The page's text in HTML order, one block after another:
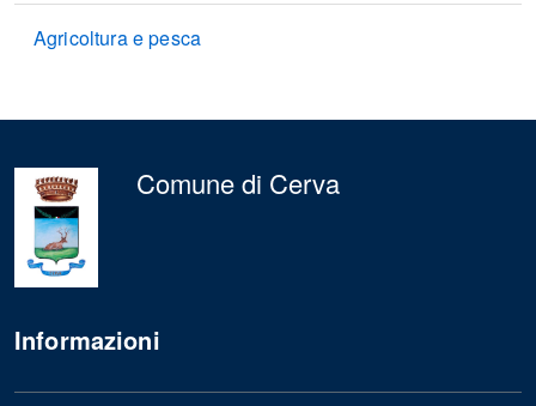
Agricoltura e pesca
Comune di Cerva
Informazioni